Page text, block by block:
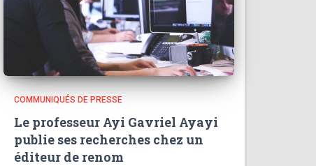
COMMUNIQUÉS DE PRESSE
Le professeur Ayi Gavriel Ayayi
publie ses recherches chez un
éditeur de renom